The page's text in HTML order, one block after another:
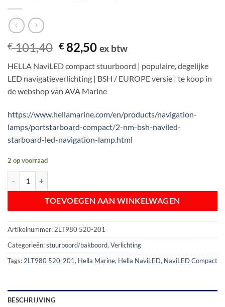
€101,40 Oorspronkelijke
prijs
was:
€ 101,40.
€ 82,50Huidige
is:
€ 82,50.
ex btw
HELLA NaviLED compact stuurboord | populaire, degelijke
LED navigatieverlichting | BSH / EUROPE versie | te koop in
de webshop van AVA Marine
https://www.hellamarine.com/en/products/navigation-
lamps/portstarboard-compact/2-nm-bsh-naviled-
starboard-led-navigation-lamp.html
2 op voorraad
TOEVOEGEN AAN WINKELWAGEN
Artikelnummer: 2LT980 520-201
Categorieën:stuurboord/bakboord, Verlichting
Tags: 2LT980 520-201, Hella Marine, Hella NaviLED, NaviLED Compact
BESCHRIJVING